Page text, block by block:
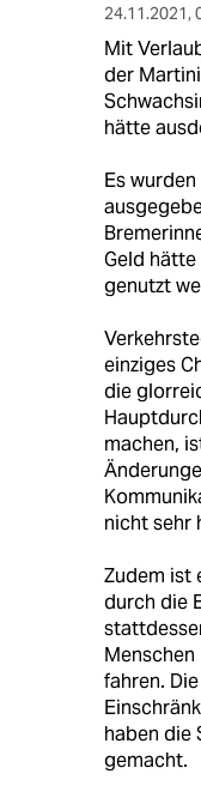
24.11.2021,
Mit
der
hätte
Es
Geld
genutzt
einziges
die
machen,
nicht sehr
Zudem ist
durch die
fahren.
haben die
gemacht.